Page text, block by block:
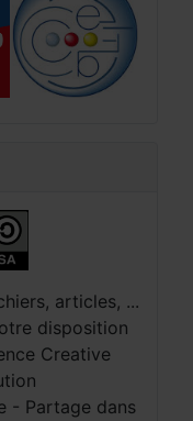
articles, ...
disposition
Creative
- Partage dans